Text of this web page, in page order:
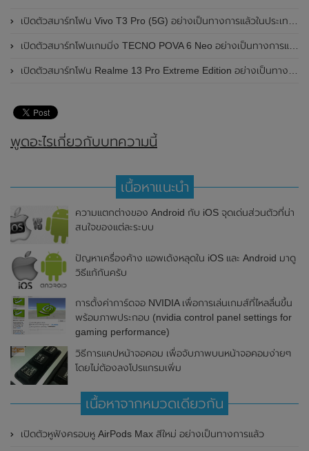
เปิดตัวสมาร์ทโฟน Vivo T3 Pro (5G) อย่างเป็นทางการแล้วในประเทศอินเดีย
เปิดตัวสมาร์ทโฟนเกมมิ่ง TECNO POVA 6 Neo อย่างเป็นทางการแล้วในประเทศไทย ในราคา 8,499 บาท
เปิดตัวสมาร์ทโฟน Realme 13 Pro Extreme Edition อย่างเป็นทางการแล้วในประเทศจีน
พูดอะไรเกี่ยวกับบทความนี้
เนื้อหาแนะนำ
ความแตกต่างของ Android กับ iOS จุดเด่นส่วนตัวที่น่า
สนใจของแต่ละระบบ
ปัญหาเครื่องค้าง แอพเด้งหลุดใน iOS และ Android มาดู
วิธีแก้กันครับ
การตั้งค่าการ์ดจอ NVIDIA เพื่อการเล่นเกมส์ที่ไหลลื่นขึ้น
พร้อมภาพประกอบ (nvidia control panel settings for
gaming performance)
วิธีการแคปหน้าจอคอม เพื่อจับภาพบนหน้าจอคอมง่ายๆ
โดยไม่ต้องลงโปรแกรมเพิ่ม
เนื้อหาจากหมวดเดียวกัน
เปิดตัวหูฟังครอบหู AirPods Max สีใหม่ อย่างเป็นทางการแล้ว